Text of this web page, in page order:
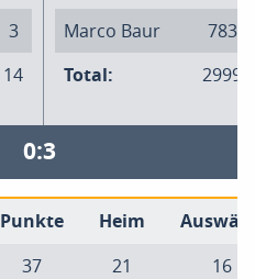
3
14
Marco Baur
783
Total:
2999
0:3
Punkte Heim
37 21
16